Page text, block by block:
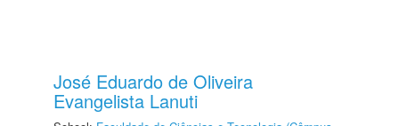
José Eduardo de Oliveira
Evangelista Lanuti